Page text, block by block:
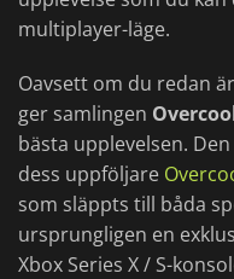
multiplayer-läge.
Oavsett om du redan
ger samlingen
bästa upplevelsen.
dess uppföljare
som släppts till båda
ursprungligen en
Xbox Series X / S-